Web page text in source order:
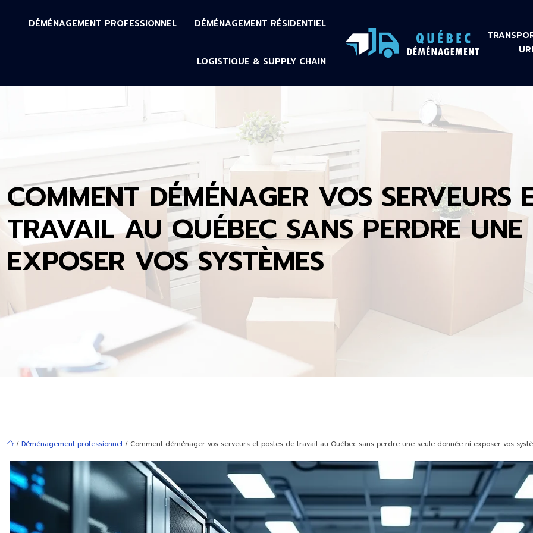
DÉMÉNAGEMENT RÉSIDENTIEL
DÉMÉNAGEMENT PROFESSIONNEL
LOGISTIQUE & SUPPLY CHAIN
COMMENT DÉMÉNAGER VOS SERVEURS
TRAVAIL AU QUÉBEC SANS PERDRE
EXPOSER VOS SYSTÈMES
/ Déménagement professionnel / Comment déménager vos serveurs et postes de travail au Québec sans perdre une seule donnée ni exposer vos